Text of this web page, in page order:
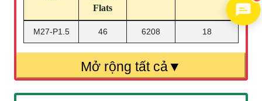
Flats
M27-P1.5 46 6208 18